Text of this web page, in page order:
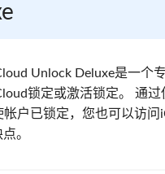
Unlock Deluxe是一个
锁定或激活锁定。 通
帐户已锁定，您也可以访
。